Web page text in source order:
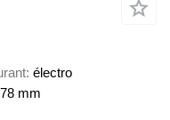
électro
mm